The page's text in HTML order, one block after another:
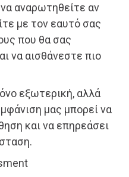
αναρωτηθείτε αν
με τον εαυτό σας
που θα σας
να αισθάνεστε πιο
εξωτερική, αλλά
μας μπορεί να
και να επηρεάσει